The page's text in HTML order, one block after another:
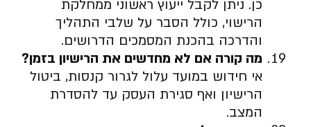
כן. ניתן לקבל ייעוץ ראשוני ממחלקת
הרישוי, כולל הסבר על שלבי התהליך
והדרכה בהכנת המסמכים הדרושים.
מה קורה אם לא מחדשים את הרישיון בזמן?
אי חידוש במועד עלול לגרור קנסות, ביטול
הרישיון ואף סגירת העסק עד להסדרת
המצב.